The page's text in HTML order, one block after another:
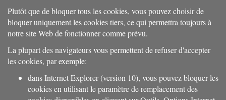
Plutôt que de bloquer tous les cookies, vous pouvez choisir de
bloquer uniquement les cookies tiers, ce qui permettra toujours à
notre site Web de fonctionner comme prévu.
La plupart des navigateurs vous permettent de refuser d'accepter
les cookies, par exemple:
dans Internet Explorer (version 10), vous pouvez bloquer les
cookies en utilisant le paramètre de remplacement des